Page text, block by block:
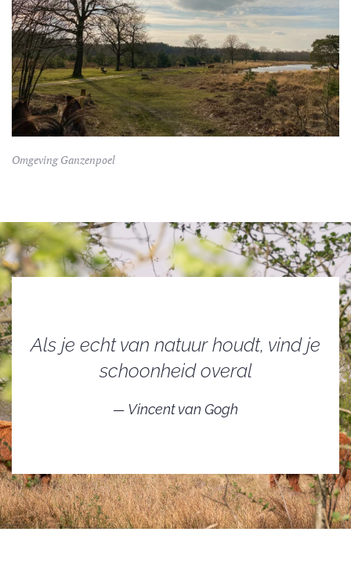
Omgeving Ganzenpoel
Als je echt van natuur houdt, vind je
schoonheid overal
Vincent van Gogh